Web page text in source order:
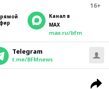
16+
Канал в
MAX
max.ru/bfm
Telegram
t.me/BFMnews